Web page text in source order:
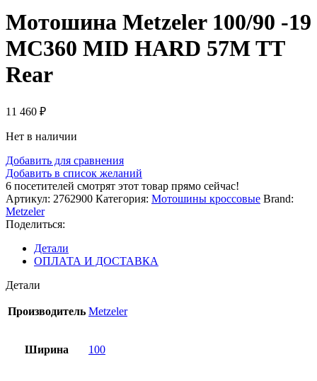
Мотошина Metzeler 100/90 -19
MC360 MID HARD 57M TT
Rear
11 460 ₽
Нет в наличии
Добавить для сравнения
Добавить в список желаний
6 посетителей смотрят этот товар прямо сейчас!
Артикул: 2762900 Категория: Мотошины кроссовые Brand:
Metzeler
Поделиться:
Детали
ОПЛАТА И ДОСТАВКА
Детали
Производитель Metzeler
Ширина 100